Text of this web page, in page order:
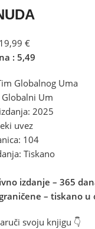
19,99 €
: 5,49
Globalnog Uma
Globalni Um
2025
uvez
104
Tiskano
izdanje – 365
– tiskano u
svoju knjigu 👇